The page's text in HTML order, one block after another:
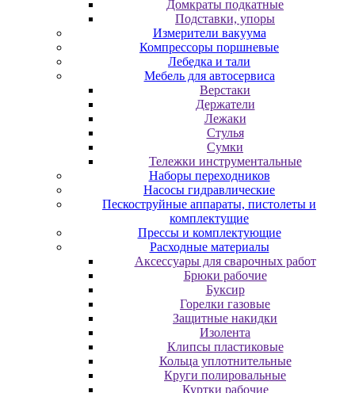
Домкраты подкатные
Подставки, упоры
Измерители вакуума
Компрессоры поршневые
Лебедка и тали
Мебель для автосервиса
Верстаки
Держатели
Лежаки
Стулья
Сумки
Тележки инструментальные
Наборы переходников
Насосы гидравлические
Пескоструйные аппараты, пистолеты и
комплектущие
Прессы и комплектующие
Расходные материалы
Аксессуары для сварочных работ
Брюки рабочие
Буксир
Горелки газовые
Защитные накидки
Изолента
Клипсы пластиковые
Кольца уплотнительные
Круги полировальные
Куртки рабочие